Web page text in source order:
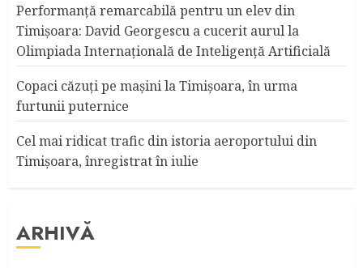
Performanță remarcabilă pentru un elev din
Timișoara: David Georgescu a cucerit aurul la
Olimpiada Internațională de Inteligență Artificială
Copaci căzuţi pe maşini la Timişoara, în urma
furtunii puternice
Cel mai ridicat trafic din istoria aeroportului din
Timişoara, înregistrat în iulie
ARHIVĂ